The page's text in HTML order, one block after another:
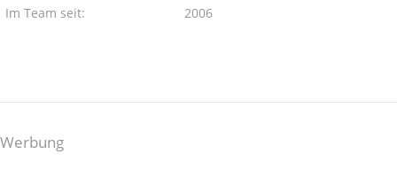
Im Team seit:
2006
Werbung